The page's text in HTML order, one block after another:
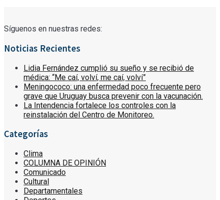
Síguenos en nuestras redes:
Noticias Recientes
Lidia Fernández cumplió su sueño y se recibió de
médica: “Me caí, volví, me caí, volví”
Meningococo: una enfermedad poco frecuente pero
grave que Uruguay busca prevenir con la vacunación.
La Intendencia fortalece los controles con la
reinstalación del Centro de Monitoreo.
Categorías
Clima
COLUMNA DE OPINIÓN
Comunicado
Cultural
Departamentales